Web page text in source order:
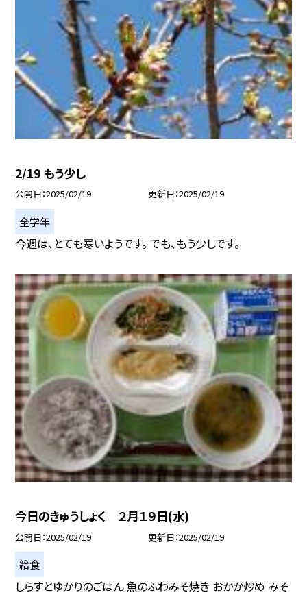
2/19 もう少し
公開日 2025/02/19 更新日 2025/02/19
全学年
今週は、とても寒いようです。 でも、もう少しです。
今日のきゅうしょく ２月１９日(水)
公開日 2025/02/19 更新日 2025/02/19
給食
しらすとゆかりのごはん 魚のふわみそ焼き おかか炒め みそ